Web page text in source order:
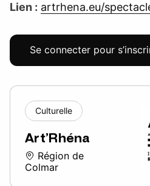
Lien : artrhena.eu/
Se connecter pour
Culturelle
Art’Rhéna
Région de
Colmar